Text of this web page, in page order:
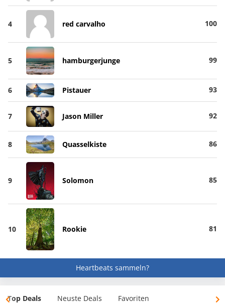
4 red carvalho 100
5 hamburgerjunge 99
6 Pistauer 93
7 Jason Miller 92
8 Quasselkiste 86
9 Solomon 85
10 Rookie 81
Heartbeats sammeln?
Top Deals Neuste Deals Favoriten